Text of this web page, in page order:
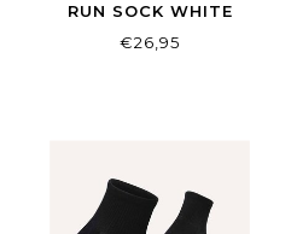
RUN SOCK WHITE
€26,95